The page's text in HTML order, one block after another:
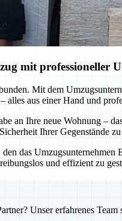
mit professioneller
Mit dem
alles aus einer Hand und
an Ihre neue Wohnung –
Ihrer Gegenstände
das
und effizient zu
Unser erfahrenes